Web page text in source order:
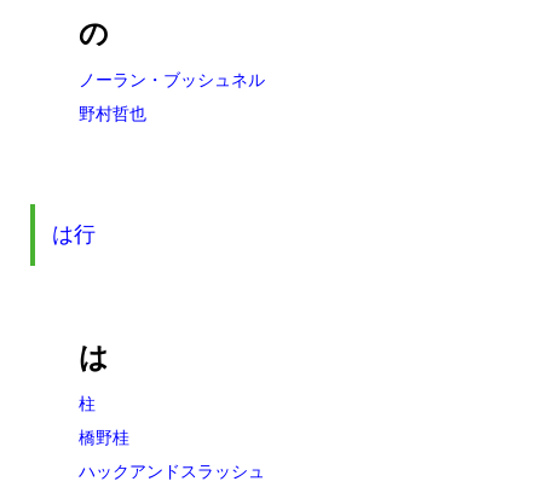
の
ノーラン・ブッシュネル
野村哲也
は行
は
柱
橋野桂
ハックアンドスラッシュ